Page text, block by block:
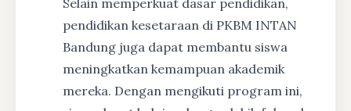
pendidikan kesetaraan di PKBM INTAN
Bandung juga dapat membantu siswa
meningkatkan kemampuan akademik
mereka. Dengan mengikuti program ini,